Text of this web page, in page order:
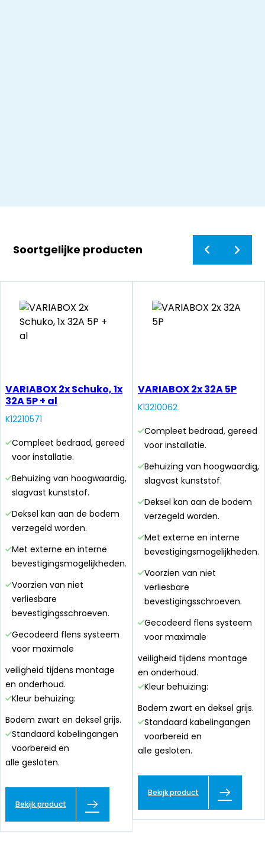
Soortgelijke producten
VARIABOX 2x Schuko, 1x
32A 5P + al
K12210571
Compleet bedraad, gereed
voor installatie.
Behuizing van hoogwaardig,
slagvast kunststof.
Deksel kan aan de bodem
verzegeld worden.
Met externe en interne
bevestigingsmogelijkheden.
Voorzien van niet
verliesbare
bevestigingsschroeven.
Gecodeerd flens systeem
voor maximale
veiligheid tijdens montage
en onderhoud.
Kleur behuizing:
Bodem zwart en deksel grijs.
Standaard kabelingangen
voorbereid en
alle gesloten.
Bekijk product
VARIABOX 2x 32A 5P
K13210062
Compleet bedraad, gereed
voor installatie.
Behuizing van hoogwaardig,
slagvast kunststof.
Deksel kan aan de bodem
verzegeld worden.
Met externe en interne
bevestigingsmogelijkheden.
Voorzien van niet
verliesbare
bevestigingsschroeven.
Gecodeerd flens systeem
voor maximale
veiligheid tijdens montage
en onderhoud.
Kleur behuizing:
Bodem zwart en deksel grijs.
Standaard kabelingangen
voorbereid en
alle gesloten.
Bekijk product